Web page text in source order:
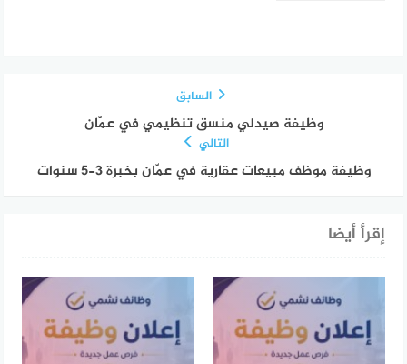
السابق
وظيفة صيدلي منسق تنظيمي في عمّان
التالي
وظيفة موظف مبيعات عقارية في عمّان بخبرة 3-5 سنوات
إقرأ أيضا